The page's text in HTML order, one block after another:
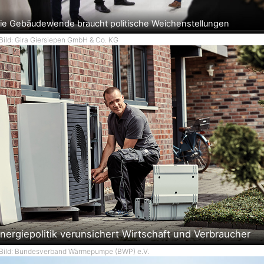
Gebäudewende braucht politische Weichenstellungen
Gira Giersiepen GmbH & Co. KG
verunsichert Wirtschaft und Verbraucher
Bundesverband Wärmepumpe (BWP) e.V.